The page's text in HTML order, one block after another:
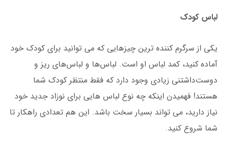
لباس کودک
یکی از سرگرم کننده ترین چیزهایی که می توانید برای کودک خود
آماده کنید، کمد لباس او است. لباس‌ها و لباس‌های ریز و
دوست‌داشتنی زیادی وجود دارد که فقط منتظر کودک شما
هستند! فهمیدن اینکه چه نوع لباس هایی برای نوزاد جدید خود
نیاز دارید، می تواند بسیار سخت باشد. این هم تعدادی راهکار تا
شما شروع کنید.